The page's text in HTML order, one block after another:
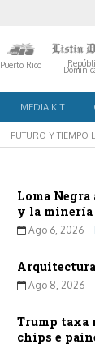
Puerto Rico
MEDIA KIT
FUTURO Y TIEMPO
Loma Negra
y la minería
Ago 6, 2026
Ago 8, 2026
Trump taxa
chips e